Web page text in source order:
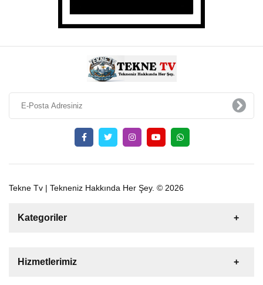
Tekne Tv | Tekneniz Hakkında Her Şey. © 2026
Kategoriler
Tekne
Hizmetlerimiz